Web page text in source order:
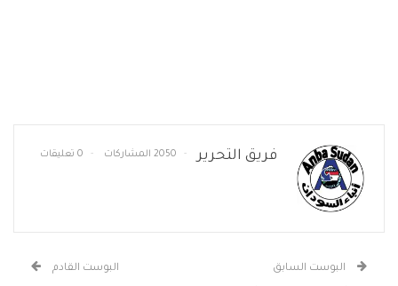
فريق التحرير 2050 المشاركات 0 تعليقات
البوست السابق البوست القادم